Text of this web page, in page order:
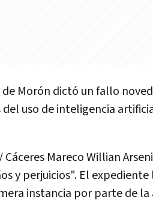
Morón dictó un fallo
uso de inteligencia
Mareco Willian
y perjuicios". El expediente
instancia por parte de la